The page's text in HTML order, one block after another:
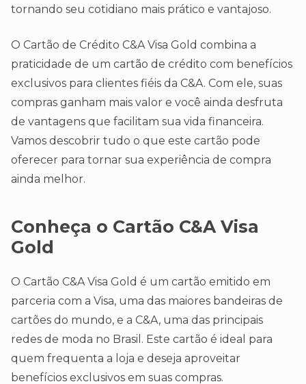
tornando seu cotidiano mais prático e vantajoso.
O Cartão de Crédito C&A Visa Gold combina a
praticidade de um cartão de crédito com benefícios
exclusivos para clientes fiéis da C&A. Com ele, suas
compras ganham mais valor e você ainda desfruta
de vantagens que facilitam sua vida financeira.
Vamos descobrir tudo o que este cartão pode
oferecer para tornar sua experiência de compra
ainda melhor.
Conheça o Cartão C&A Visa
Gold
O Cartão C&A Visa Gold é um cartão emitido em
parceria com a Visa, uma das maiores bandeiras de
cartões do mundo, e a C&A, uma das principais
redes de moda no Brasil. Este cartão é ideal para
quem frequenta a loja e deseja aproveitar
benefícios exclusivos em suas compras.